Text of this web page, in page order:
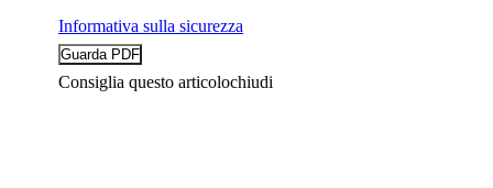
Informativa sulla sicurezza
Consiglia questo articolochiudi